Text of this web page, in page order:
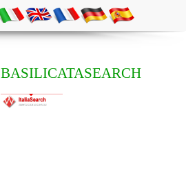
BASILICATASEARCH